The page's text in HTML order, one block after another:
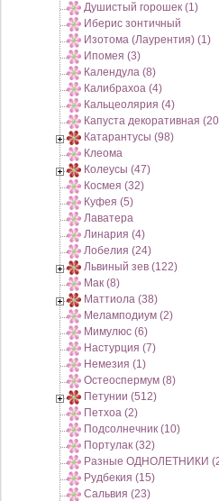
Душистый горошек (1)
Иберис зонтичный
Изотома (Лаурентия) (1)
Ипомея (3)
Календула (8)
Калибрахоа (4)
Кальцеолярия (4)
Капуста декоративная
Катарантусы (98)
Клеома
Колеусы (47)
Космея (32)
Куфея (5)
Лаватера
Линария (4)
Лобелия (24)
Львиный зев (122)
Мак (8)
Маттиола (38)
Меламподиум (2)
Мимулюс (6)
Настурция (7)
Немезия (1)
Остеоспермум (8)
Петунии (512)
Петхоа (2)
Подсолнечник (10)
Портулак (32)
Разные ОДНОЛЕТНИКИ
Рудбекия (15)
Сальвия (23)